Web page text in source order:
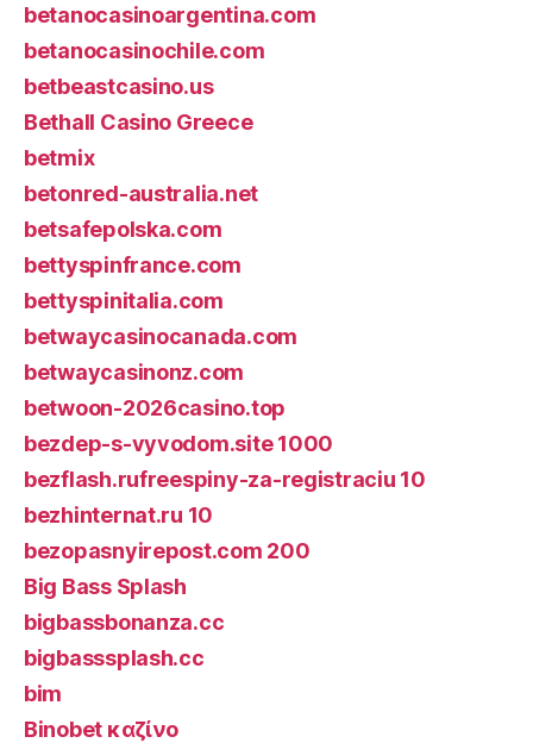
betanocasinoargentina.com
betanocasinochile.com
betbeastcasino.us
Bethall Casino Greece
betmix
betonred-australia.net
betsafepolska.com
bettyspinfrance.com
bettyspinitalia.com
betwaycasinocanada.com
betwaycasinonz.com
betwoon-2026casino.top
bezdep-s-vyvodom.site 1000
bezflash.rufreespiny-za-registraciu 10
bezhinternat.ru 10
bezopasnyirepost.com 200
Big Bass Splash
bigbassbonanza.cc
bigbasssplash.cc
bim
Binobet καζίνο